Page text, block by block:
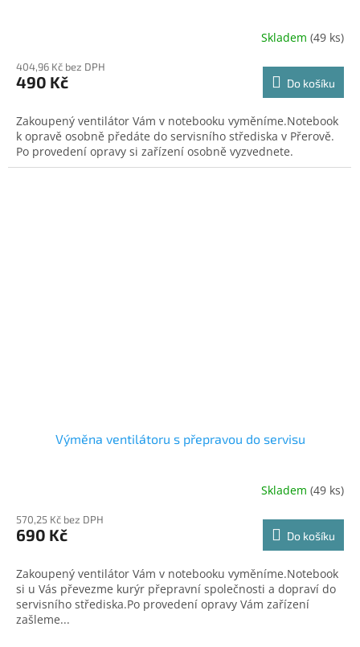
Skladem (49 ks)
404,96 Kč bez DPH
490 Kč Do košíku
Zakoupený ventilátor Vám v notebooku vyměníme.Notebook
k opravě osobně předáte do servisního střediska v Přerově.
Po provedení opravy si zařízení osobně vyzvednete.
Výměna ventilátoru s přepravou do servisu
Skladem (49 ks)
570,25 Kč bez DPH
690 Kč Do košíku
Zakoupený ventilátor Vám v notebooku vyměníme.Notebook
si u Vás převezme kurýr přepravní společnosti a dopraví do
servisního střediska.Po provedení opravy Vám zařízení
zašleme...